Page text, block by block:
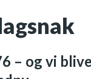
– og vi